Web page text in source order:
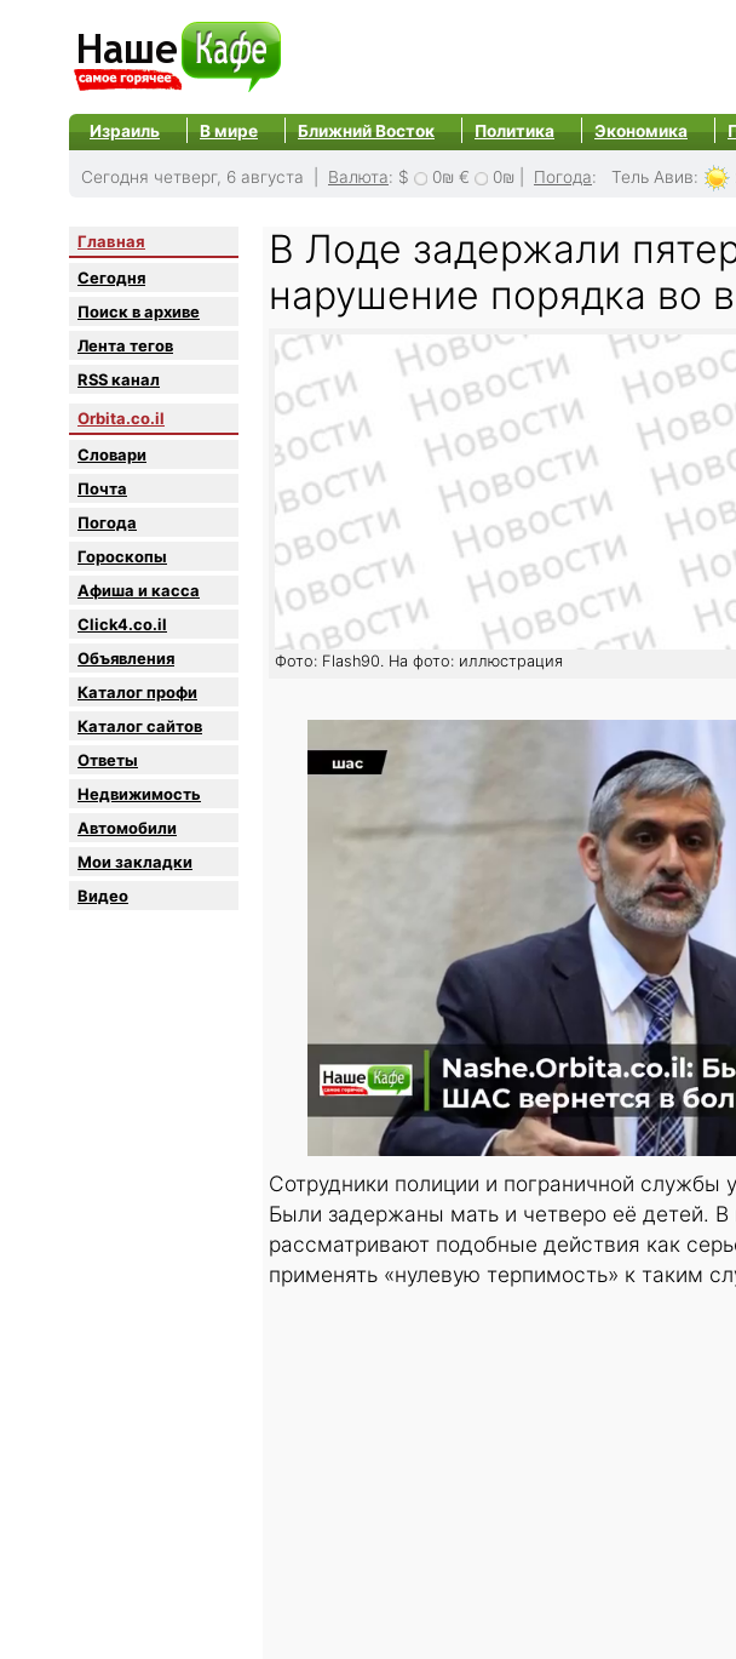
Израиль В мире Ближний Восток Политика Экономика
Сегодня четверг, 6 августа | Валюта: $ 0₪ € 0₪ Погода: Тель Авив:
Главная
Сегодня
Поиск в архиве
Лента тегов
RSS канал
Orbita.co.il
Словари
Почта
Погода
Гороскопы
Афиша и касса
Click4.co.il
Объявления
Каталог профи
Каталог сайтов
Oтветы
Недвижимость
Автомобили
Мои закладки
Видео
В Лоде задержали
нарушение порядка во
Фото: Flash90. На фото: иллюстрация
Сотрудники полиции и пограничной службы
Были задержаны мать и четверо её детей. В
рассматривают подобные действия как
применять «нулевую терпимость» к таким